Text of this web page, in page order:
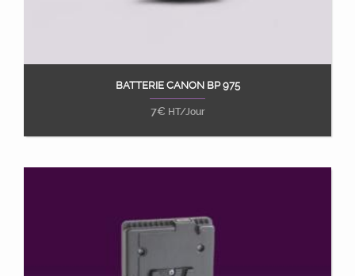
Ajouter au panier
BATTERIE CANON BP 975
7€ HT/Jour